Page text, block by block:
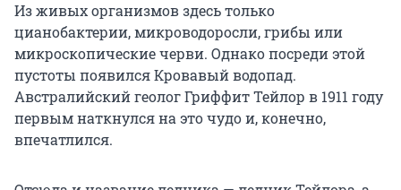
Из живых организмов здесь только
цианобактерии, микроводоросли, грибы или
микроскопические черви. Однако посреди этой
пустоты появился Кровавый водопад.
Австралийский геолог Гриффит Тейлор в 1911 году
первым наткнулся на это чудо и, конечно,
впечатлился.